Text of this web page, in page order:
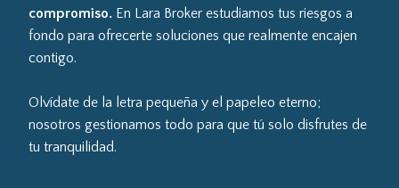
compromiso.En Lara Broker estudiamos tus riesgos a
fondo para ofrecerte soluciones que realmente encajen
contigo.
Olvídate de la letra pequeña y el papeleo eterno;
nosotros gestionamos todo para que tú solo disfrutes de
tu tranquilidad.